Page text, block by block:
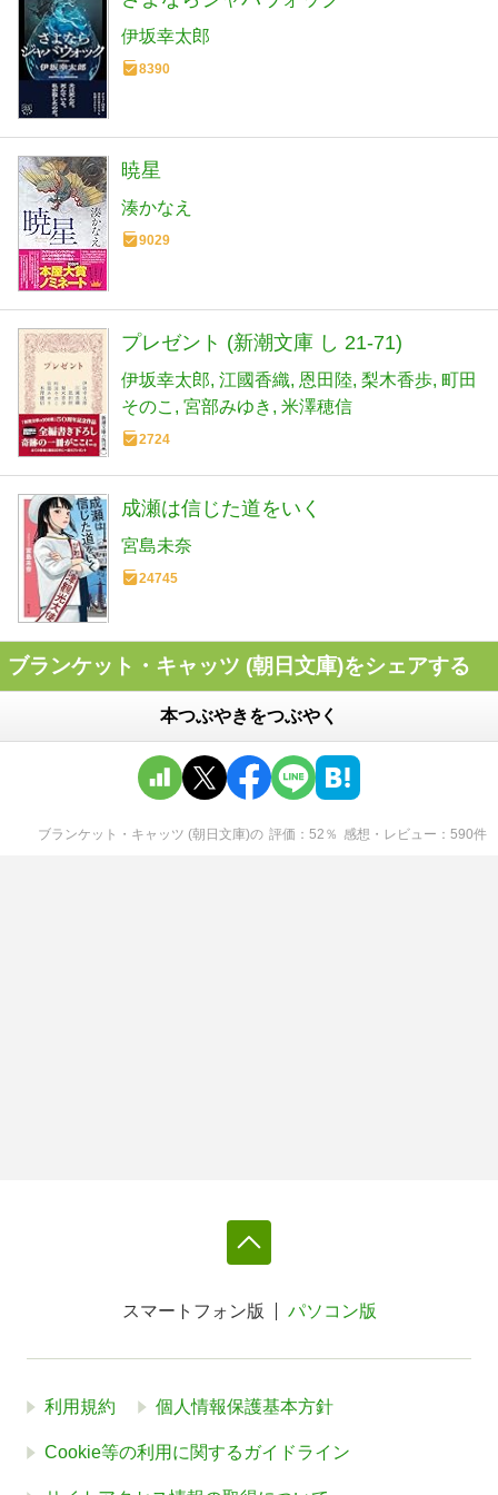
伊坂幸太郎
8390
暁星
湊かなえ
9029
プレゼント (新潮文庫 し 21-71)
伊坂幸太郎 江國香織 恩田陸 梨木香歩 町田
そのこ
宮部みゆき 米澤穂信
2724
成瀬は信じた道をいく
宮島未奈
24745
ブランケット・キャッツ (朝日文庫)をシェアする
本つぶやきをつぶやく
ブランケット・キャッツ (朝日文庫)の 評価 52 ％ 感想・レビュー 590件
スマートフォン版 パソコン版
利用規約 個人情報保護基本方針
Cookie等の利用に関するガイドライン